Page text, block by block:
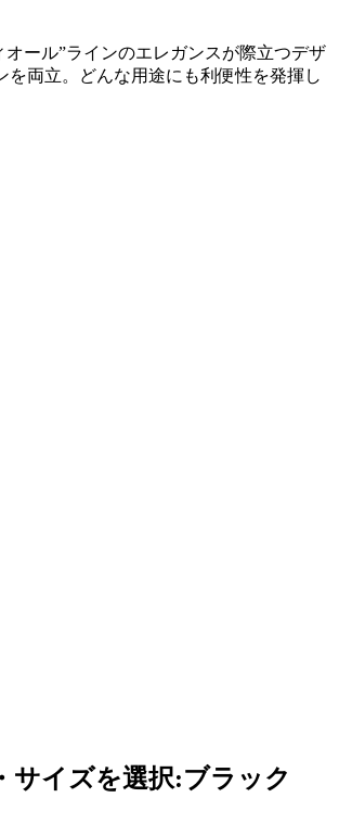
オール”ラインのエレガンスが際立つデザ
両立。どんな用途にも利便性を発揮し
サイズを選択:ブラック